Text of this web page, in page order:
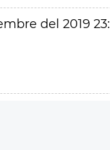
del 2019